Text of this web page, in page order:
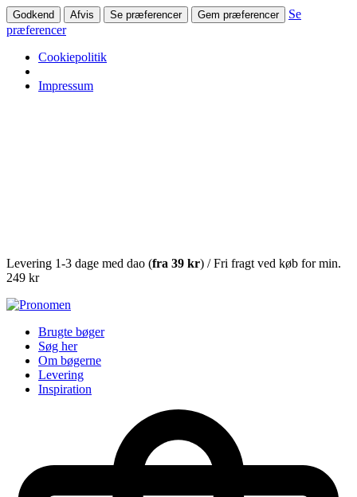
Godkend Afvis Se præferencer Gem præferencer
Se
præferencer
Cookiepolitik
Impressum
Levering 1-3 dage med dao (fra 39 kr) / Fri fragt ved køb for min.
249 kr
Brugte bøger
Søg her
Om bøgerne
Levering
Inspiration